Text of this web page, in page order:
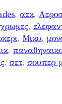
, αεκ,
,
, Μικυ,
,
, σετ, σουπερ